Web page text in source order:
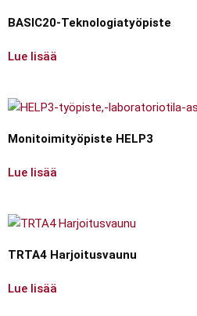
BASIC20-Teknologiatyöpiste
Lue lisää
Monitoimityöpiste HELP3
Lue lisää
TRTA4 Harjoitusvaunu
Lue lisää